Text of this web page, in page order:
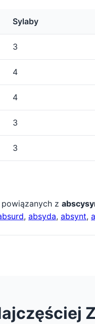
Sylaby
3
4
4
3
3
powiązanych z
, absyda, absynt,